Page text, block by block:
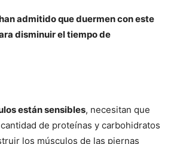
admitido que duermen con este
disminuir el tiempo de
están sensibles, necesitan que
de proteínas y carbohidratos
los músculos de las piernas